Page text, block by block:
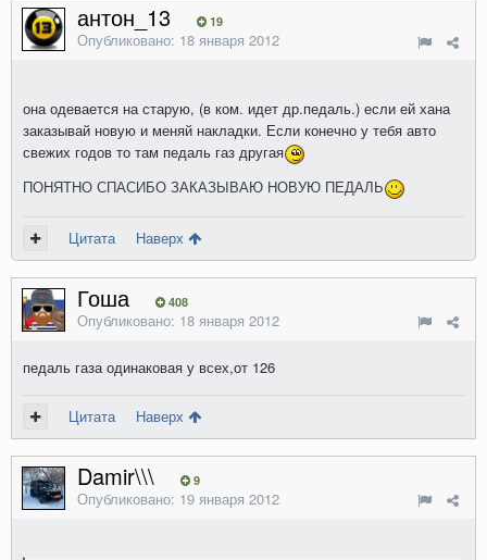
антон_13 19
Опубликовано: 18 января 2012
она одевается на старую, (в ком. идет др.педаль.) если ей хана
заказывай новую и меняй накладки. Если конечно у тебя авто
свежих годов то там педаль газ другая
ПОНЯТНО СПАСИБО ЗАКАЗЫВАЮ НОВУЮ ПЕДАЛЬ
Цитата Наверх
Гоша 408
Опубликовано: 18 января 2012
педаль газа одинаковая у всех,от 126
Цитата Наверх
Damir\\\ 9
Опубликовано: 19 января 2012